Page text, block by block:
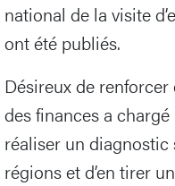
national de la visite
ont été publiés.
Désireux de
des finances a
réaliser un
régions et d’en tirer